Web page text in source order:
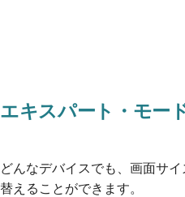
エキスパート・モー
どんなデバイスでも、画面サ
替えることができます。